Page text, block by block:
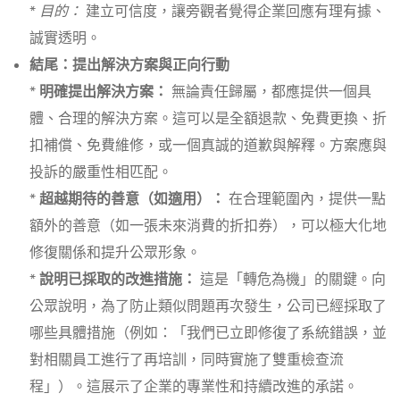
* 目的： 建立可信度，讓旁觀者覺得企業回應有理有據、
誠實透明。
結尾：提出解決方案與正向行動
* 明確提出解決方案： 無論責任歸屬，都應提供一個具
體、合理的解決方案。這可以是全額退款、免費更換、折
扣補償、免費維修，或一個真誠的道歉與解釋。方案應與
投訴的嚴重性相匹配。
*超越期待的善意（如適用）： 在合理範圍內，提供一點
額外的善意（如一張未來消費的折扣券），可以極大化地
修復關係和提升公眾形象。
*說明已採取的改進措施： 這是「轉危為機」的關鍵。向
公眾說明，為了防止類似問題再次發生，公司已經採取了
哪些具體措施（例如：「我們已立即修復了系統錯誤，並
對相關員工進行了再培訓，同時實施了雙重檢查流
程」）。這展示了企業的專業性和持續改進的承諾。